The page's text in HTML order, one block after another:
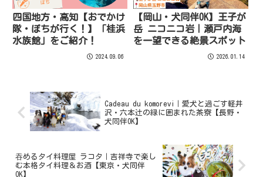
四国地方・高知【おでかけ
隊・ぽちが行く！】「桂浜
水族館」をご紹介！
2024.09.06
【岡山・犬同伴OK】王子が
岳 ニコニコ岩｜瀬戸内海
を一望できる絶景スポット
2026.01.14
Cadeau du komorevi｜愛犬と過ごす軽井
沢・六本辻の緑に囲まれた茶寮【長野・
犬同伴OK】
吞めるタイ料理屋 ラコタ｜吉祥寺で楽し
む本格タイ料理＆お酒【東京・犬同伴
OK】